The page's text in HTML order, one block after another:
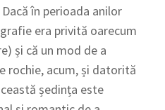
în perioada anilor
era privită oarecum
și că un mod de a
rochie, acum, și datorită
ședința este